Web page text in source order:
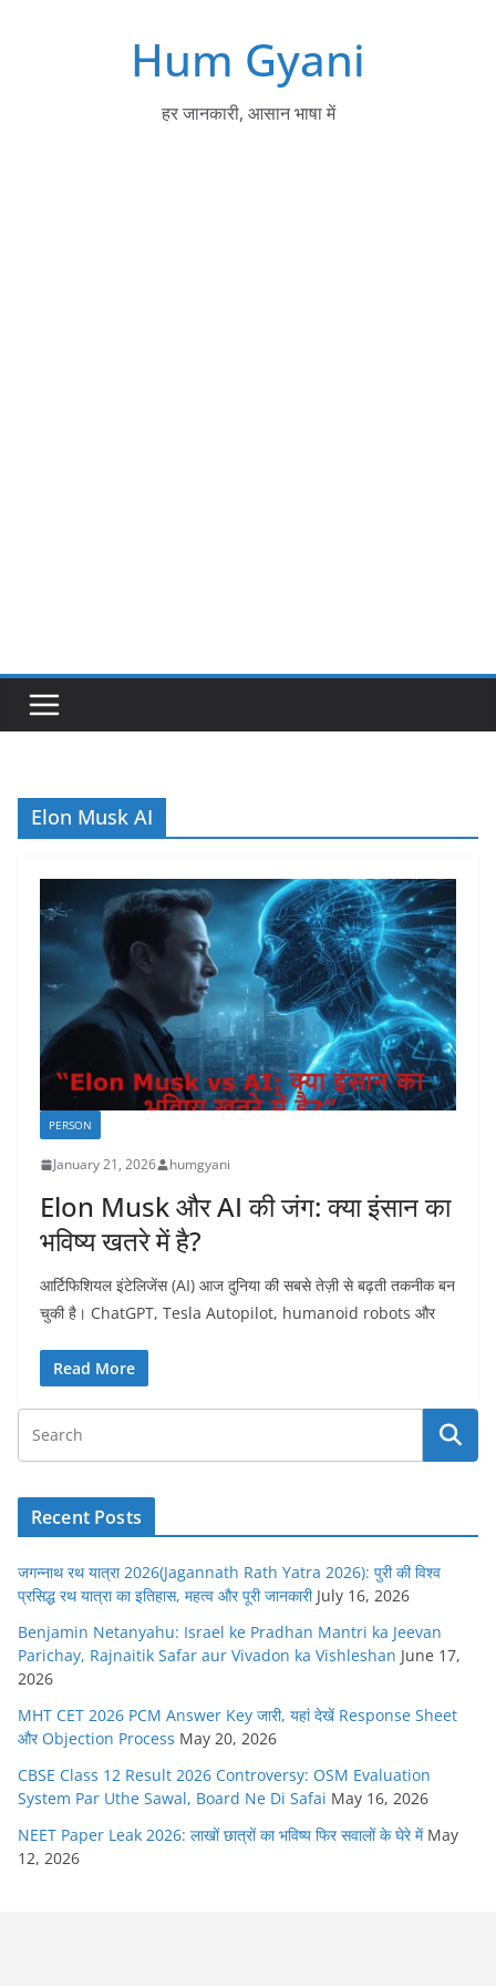
Hum Gyani
हर जानकारी, आसान भाषा में
Elon Musk AI
PERSON
January 21, 2026 humgyani
Elon Musk और AI की जंग: क्या इंसान का
भविष्य खतरे में है?
आर्टिफिशियल इंटेलिजेंस (AI) आज दुनिया की सबसे तेज़ी से बढ़ती तकनीक बन
चुकी है। ChatGPT, Tesla Autopilot, humanoid robots और
Read More
Recent Posts
जगन्नाथ रथ यात्रा 2026(Jagannath Rath Yatra 2026): पुरी की विश्व
प्रसिद्ध रथ यात्रा का इतिहास, महत्व और पूरी जानकारी July 16, 2026
Benjamin Netanyahu: Israel ke Pradhan Mantri ka Jeevan
Parichay, Rajnaitik Safar aur Vivadon ka Vishleshan June 17,
2026
MHT CET 2026 PCM Answer Key जारी, यहां देखें Response Sheet
और Objection Process May 20, 2026
CBSE Class 12 Result 2026 Controversy: OSM Evaluation
System Par Uthe Sawal, Board Ne Di Safai May 16, 2026
NEET Paper Leak 2026: लाखों छात्रों का भविष्य फिर सवालों के घेरे में May
12, 2026